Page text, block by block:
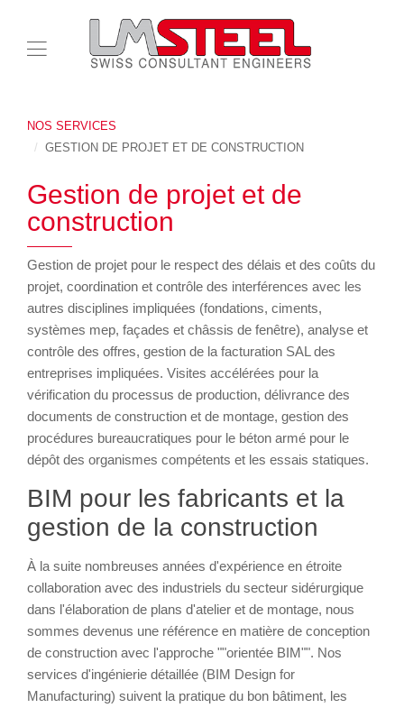
NOS SERVICES
GESTION DE PROJET ET DE CONSTRUCTION
Gestion de projet et de
construction
Gestion de projet pour le respect des délais et des coûts du
projet, coordination et contrôle des interférences avec les
autres disciplines impliquées (fondations, ciments,
systèmes mep, façades et châssis de fenêtre), analyse et
contrôle des offres, gestion de la facturation SAL des
entreprises impliquées. Visites accélérées pour la
vérification du processus de production, délivrance des
documents de construction et de montage, gestion des
procédures bureaucratiques pour le béton armé pour le
dépôt des organismes compétents et les essais statiques.
BIM pour les fabricants et la
gestion de la construction
À la suite nombreuses années d'expérience en étroite
collaboration avec des industriels du secteur sidérurgique
dans l'élaboration de plans d'atelier et de montage, nous
sommes devenus une référence en matière de conception
de construction avec l'approche ""orientée BIM"". Nos
services d'ingénierie détaillée (BIM Design for
Manufacturing) suivent la pratique du bon bâtiment, les